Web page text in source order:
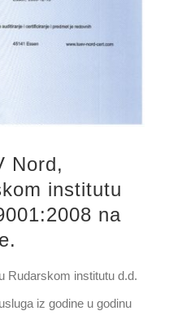
Nord,
institutu
na
Rudarskom institutu d.d.
iz godine u godinu